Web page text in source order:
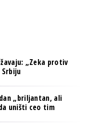
„Zeka protiv
„briljantan, ali
uništi ceo tim